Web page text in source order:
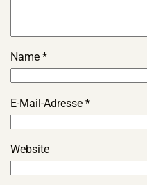
Name*
E-Mail-Adresse*
Website